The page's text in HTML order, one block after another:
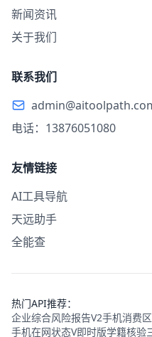
新闻资讯
关于我们
联系我们
电话：13876051080
友情链接
AI工具导航
天远助手
全能查
热门API推荐：
企业综合风险报告V2手机消费
手机在网状态V即时版学籍核验